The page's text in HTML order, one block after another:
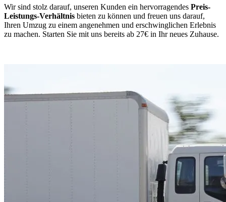
Wir sind stolz darauf, unseren Kunden ein hervorragendes Preis-
Leistungs-Verhältnis bieten zu können und freuen uns darauf,
Ihren Umzug zu einem angenehmen und erschwinglichen Erlebnis
zu machen. Starten Sie mit uns bereits ab 27€ in Ihr neues Zuhause.